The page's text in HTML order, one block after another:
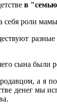
в
роли
сына были
а я
денег мы